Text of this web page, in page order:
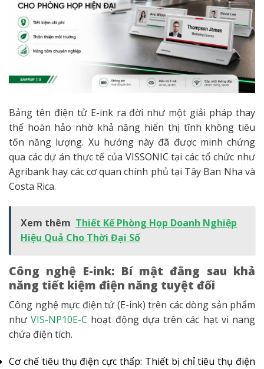
Bảng tên điện tử E-ink ra đời như một giải pháp thay
thế hoàn hảo nhờ khả năng hiển thị tĩnh không tiêu
tốn năng lượng. Xu hướng này đã được minh chứng
qua các dự án thực tế của VISSONIC tại các tổ chức như
Agribank hay các cơ quan chính phủ tại Tây Ban Nha và
Costa Rica.
Xem thêm Thiết Kế Phòng Họp Doanh Nghiệp
Hiệu Quả Cho Thời Đại Số
Công nghệ E-ink: Bí mật đằng sau khả
năng tiết kiệm điện năng tuyệt đối
Công nghệ mực điện tử (E-ink) trên các dòng sản phẩm
nhưVIS-NP10E-C hoạt động dựa trên các hạt vi nang
chứa điện tích.
Cơ chế tiêu thụ điện cực thấp: Thiết bị chỉ tiêu thụ điện